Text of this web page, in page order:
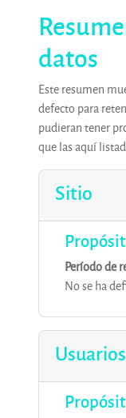
datos
Este resumen
defecto para
pudieran tener
que las aquí
Sitio
Período de
No se ha
Usuarios